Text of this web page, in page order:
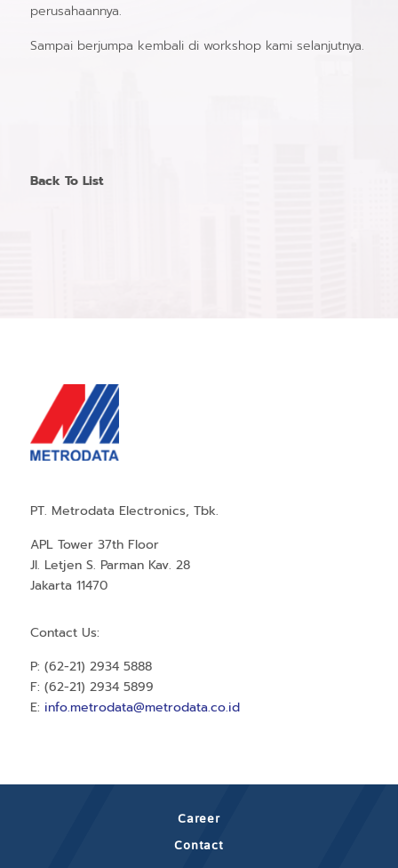
perusahaannya.
Sampai berjumpa kembali di workshop kami selanjutnya.
Back To List
PT. Metrodata Electronics, Tbk.
APL Tower 37th Floor
Jl. Letjen S. Parman Kav. 28
Jakarta 11470
Contact Us:
P: (62-21) 2934 5888
F: (62-21) 2934 5899
E: info.metrodata@metrodata.co.id
Career
Contact